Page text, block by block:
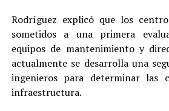
Rodríguez explicó que los
sometidos a una primera
equipos de mantenimiento y
actualmente se desarrolla una
ingenieros para determinar las
infraestructura.